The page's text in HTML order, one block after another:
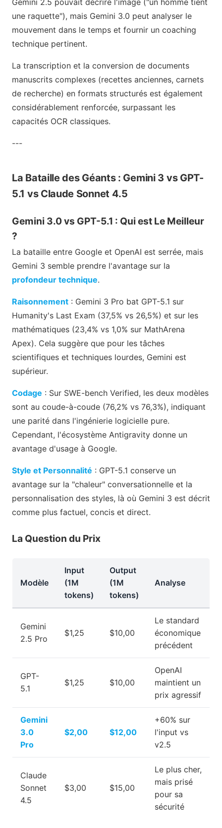
une raquette"), mais Gemini 3.0 peut analyser le
mouvement dans le temps et fournir un coaching
technique pertinent.
La transcription et la conversion de documents
manuscrits complexes (recettes anciennes, carnets
de recherche) en formats structurés est également
considérablement renforcée, surpassant les
capacités OCR classiques.
---
La Bataille des Géants : Gemini 3 vs GPT-
5.1 vs Claude Sonnet 4.5
Gemini 3.0 vs GPT-5.1 : Qui est Le Meilleur
?
La bataille entre Google et OpenAI est serrée, mais
Gemini 3 semble prendre l'avantage sur la
profondeur technique.
Raisonnement : Gemini 3 Pro bat GPT-5.1 sur
Humanity's Last Exam (37,5% vs 26,5%) et sur les
mathématiques (23,4% vs 1,0% sur MathArena
Apex). Cela suggère que pour les tâches
scientifiques et techniques lourdes, Gemini est
supérieur.
Codage : Sur SWE-bench Verified, les deux modèles
sont au coude-à-coude (76,2% vs 76,3%), indiquant
une parité dans l'ingénierie logicielle pure.
Cependant, l'écosystème Antigravity donne un
avantage d'usage à Google.
Style et Personnalité : GPT-5.1 conserve un
avantage sur la "chaleur" conversationnelle et la
personnalisation des styles, là où Gemini 3 est décrit
comme plus factuel, concis et direct.
La Question du Prix
Modèle
Input
(1M
tokens)
Output
(1M
tokens)
Analyse
Gemini
2.5 Pro
$1,25 $10,00
Le standard
économique
précédent
GPT-
5.1
$1,25 $10,00
OpenAI
maintient un
prix agressif
Gemini
3.0
Pro
$2,00 $12,00
+60% sur
l'input vs
v2.5
Claude
Sonnet
4.5
$3,00 $15,00
Le plus cher,
mais prisé
pour sa
sécurité